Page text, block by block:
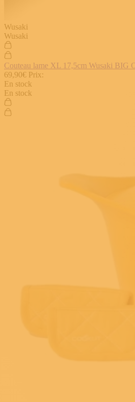
Wusaki
Wusaki
Couteau lame XL 17,5cm Wusaki BIG
69,90€ Prix:
En stock
En stock